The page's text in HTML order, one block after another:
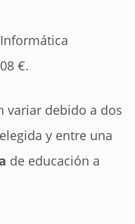
€.
variar debido a dos
y entre una
de educación a